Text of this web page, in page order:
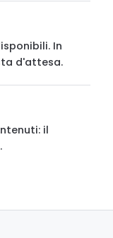
In
d'attesa.
il